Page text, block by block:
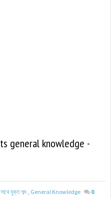
general knowledge -
যুক্ত শব্দ, General Knowledge
0